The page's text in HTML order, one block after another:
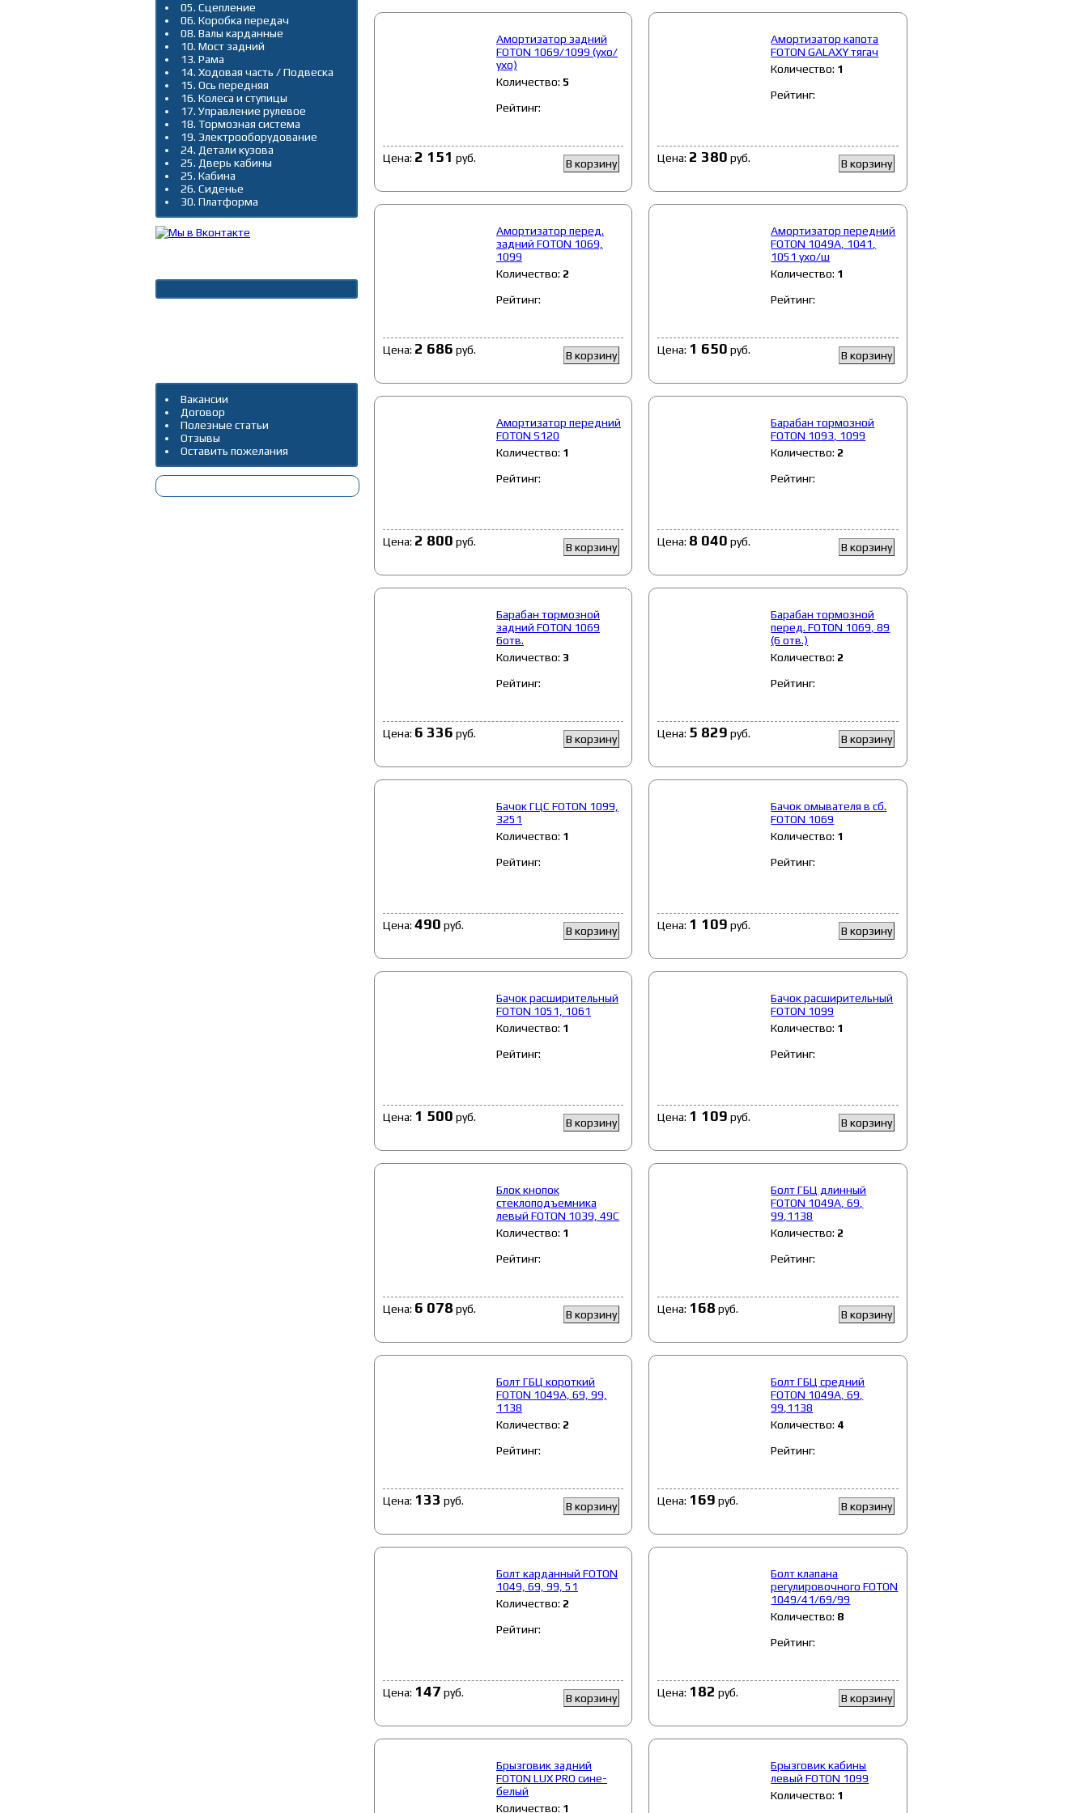
Амортизатор задний
FOTON 1069/1099 (ухо/
ухо)
Количество: 5
Рейтинг:
В корзину
Цена: 2 151 руб.
Амортизатор капота
FOTON GALAXY тягач
Количество: 1
Рейтинг:
В корзину
Цена: 2 380 руб.
Амортизатор перед.
задний FOTON 1069,
1099
Количество: 2
Рейтинг:
В корзину
Цена: 2 686 руб.
Амортизатор передний
FOTON 1049А, 1041,
1051 ухо/ш
Количество: 1
Рейтинг:
В корзину
Цена: 1 650 руб.
Амортизатор передний
FOTON S120
Количество: 1
Рейтинг:
В корзину
Цена: 2 800 руб.
Барабан тормозной
FOTON 1093, 1099
Количество: 2
Рейтинг:
В корзину
Цена: 8 040 руб.
Барабан тормозной
задний FOTON 1069
6отв.
Количество: 3
Рейтинг:
В корзину
Цена: 6 336 руб.
Барабан тормозной
перед. FOTON 1069, 89
(6 отв.)
Количество: 2
Рейтинг:
В корзину
Цена: 5 829 руб.
Бачок ГЦС FOTON 1099,
3251
Количество: 1
Рейтинг:
В корзину
Цена: 490 руб.
Бачок омывателя в сб.
FOTON 1069
Количество: 1
Рейтинг:
В корзину
Цена: 1 109 руб.
Бачок расширительный
FOTON 1051, 1061
Количество: 1
Рейтинг:
В корзину
Цена: 1 500 руб.
Бачок расширительный
FOTON 1099
Количество: 1
Рейтинг:
В корзину
Цена: 1 109 руб.
Блок кнопок
стеклоподъемника
левый FOTON 1039, 49С
Количество: 1
Рейтинг:
В корзину
Цена: 6 078 руб.
Болт ГБЦ длинный
FOTON 1049A, 69,
99,1138
Количество: 2
Рейтинг:
В корзину
Цена: 168 руб.
Болт ГБЦ короткий
FOTON 1049A, 69, 99,
1138
Количество: 2
Рейтинг:
В корзину
Цена: 133 руб.
Болт ГБЦ средний
FOTON 1049A, 69,
99,1138
Количество: 4
Рейтинг:
В корзину
Цена: 169 руб.
Болт карданный FOTON
1049, 69, 99, 51
Количество: 2
Рейтинг:
В корзину
Цена: 147 руб.
Болт клапана
регулировочного FOTON
1049/41/69/99
Количество: 8
Рейтинг:
В корзину
Цена: 182 руб.
Брызговик задний
FOTON LUX PRO сине-
белый
Количество: 1
Брызговик кабины
левый FOTON 1099
Количество: 1
05. Сцепление
06. Коробка передач
08. Валы карданные
10. Мост задний
13. Рама
14. Ходовая часть / Подвеска
15. Ось передняя
16. Колеса и ступицы
17. Управление рулевое
18. Тормозная система
19. Электрооборудование
24. Детали кузова
25. Дверь кабины
25. Кабина
26. Сиденье
30. Платформа
Вакансии
Договор
Полезные статьи
Отзывы
Оставить пожелания